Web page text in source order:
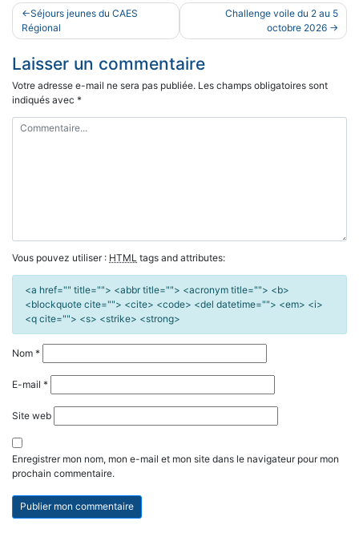
Navigation
de
l’article
Séjours jeunes du CAES
Régional
Challenge voile du 2 au 5
octobre 2026
Laisser un commentaire
Votre adresse e-mail ne sera pas publiée. Les champs obligatoires sont
indiqués avec *
Vous pouvez utiliser : HTML tags and attributes:
<a href="" title=""> <abbr title=""> <acronym title=""> <b>
<blockquote cite=""> <cite> <code> <del datetime=""> <em> <i>
<q cite=""> <s> <strike> <strong>
Nom *
E-mail *
Site web
Enregistrer mon nom, mon e-mail et mon site dans le navigateur pour mon
prochain commentaire.